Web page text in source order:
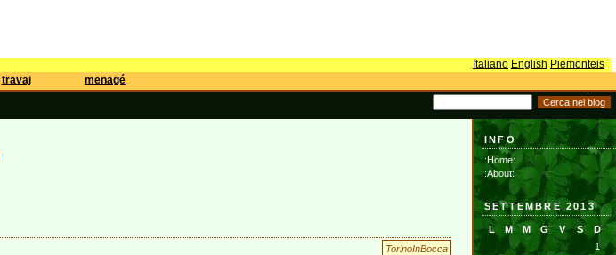
Italiano English Piemonteis
travaj menagé
TorinoInBocca
INFO
:Home:
:About:
SETTEMBRE 2013
L M M G V S
D
1